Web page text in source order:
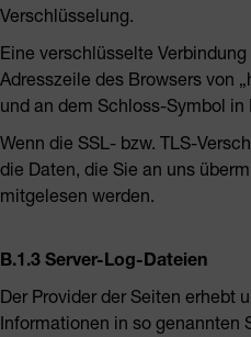
Verschlüsselung.
Eine verschlüsselte
Adresszeile des Browsers von
und an dem Schloss-Symbol in
Wenn die SSL- bzw. TLS-
die Daten, die Sie an uns
mitgelesen werden.
B.1.3 Server-Log-Dateien
Der Provider der Seiten erhebt
Informationen in so genannten